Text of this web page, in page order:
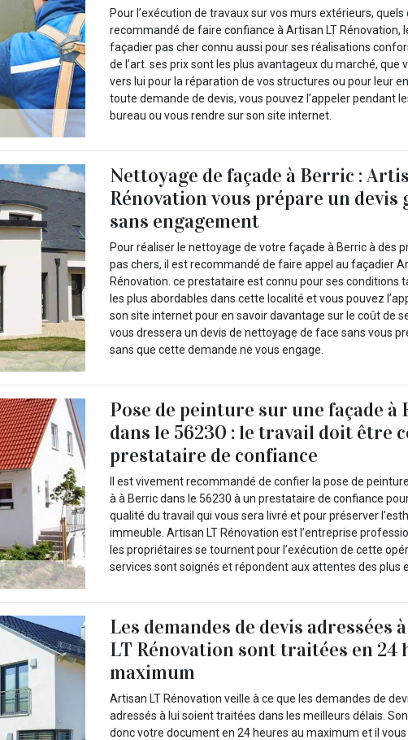
Pour l’exécution de travaux sur vos murs extérieurs, quels
recommandé de faire confiance à Artisan LT Rénovation,
façadier pas cher connu aussi pour ses réalisations
de l’art. ses prix sont les plus avantageux du marché, que
vers lui pour la réparation de vos structures ou pour leur
toute demande de devis, vous pouvez l’appeler pendant
bureau ou vous rendre sur son site internet.
Nettoyage de façade à Berric :
Rénovation vous prépare un
sans engagement
Pour réaliser le nettoyage de votre façade à Berric à des
pas chers, il est recommandé de faire appel au façadier
Rénovation. ce prestataire est connu pour ses conditions
les plus abordables dans cette localité et vous pouvez
son site internet pour en savoir davantage sur le coût de
vous dressera un devis de nettoyage de face sans vous
sans que cette demande ne vous engage.
Pose de peinture sur une façade à
dans le 56230 : le travail doit être
prestataire de confiance
Il est vivement recommandé de confier la pose de
à à Berric dans le 56230 à un prestataire de confiance
qualité du travail qui vous sera livré et pour préserver
immeuble. Artisan LT Rénovation est l’entreprise
les propriétaires se tournent pour l’exécution de cette
services sont soignés et répondent aux attentes des plus
Les demandes de devis adressées
LT Rénovation sont traitées en 24
maximum
Artisan LT Rénovation veille à ce que les demandes de
adressés à lui soient traitées dans les meilleurs délais.
donc votre document en 24 heures au maximum et il